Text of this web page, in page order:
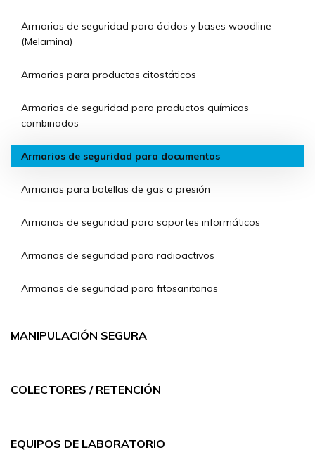
Armarios de seguridad para ácidos y bases woodline
(Melamina)
Armarios para productos citostáticos
Armarios de seguridad para productos químicos
combinados
Armarios de seguridad para documentos
Armarios para botellas de gas a presión
Armarios de seguridad para soportes informáticos
Armarios de seguridad para radioactivos
Armarios de seguridad para fitosanitarios
MANIPULACIÓN SEGURA
COLECTORES / RETENCIÓN
EQUIPOS DE LABORATORIO